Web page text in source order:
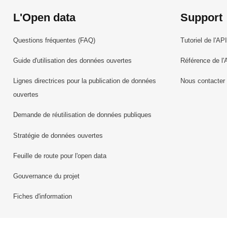
L'Open data
Questions fréquentes (FAQ)
Guide d'utilisation des données ouvertes
Lignes directrices pour la publication de données
ouvertes
Demande de réutilisation de données publiques
Stratégie de données ouvertes
Feuille de route pour l'open data
Gouvernance du projet
Fiches d'information
Support
Tutoriel de l'API
Référence de
Nous contacter